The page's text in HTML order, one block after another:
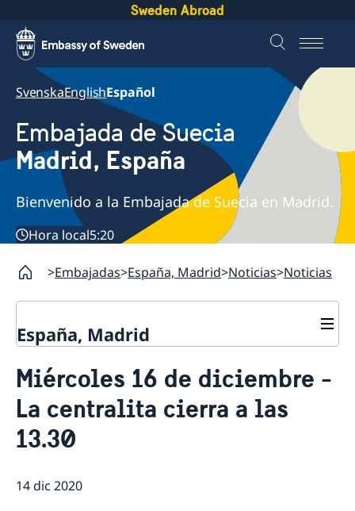
Sweden Abroad
SvenskaEnglishEspañol
Embajada de Suecia
Madrid, España
Bienvenido a la Embajada de Suecia en Madrid.
Hora local5:20
Embajadas España, Madrid Noticias Noticias
España, Madrid
Sobre nosotros
Personal en la embajada
Reglamento General de Protección de Datos (RGPD)
Solicitud de acceso a documentos públicos
Noticias
Noticias
Prioridades en la promoción cultural y comercial
Miércoles 16 de diciembre -
La centralita cierra a las
13.30
14 dic 2020